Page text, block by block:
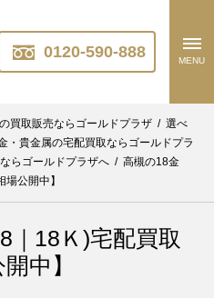
0120-590-888 MENU
買取販売ならゴールドプラザ / 選べ
・貴金属の宅配買取ならゴールドプラ
らゴールドプラザへ / 高槻の18金
公開中】
｜18Ｋ)宅配買取
中】